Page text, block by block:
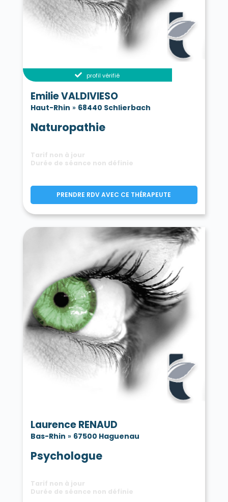
profil vérifié
Emilie VALDIVIESO
Haut-Rhin » 68440 Schlierbach
Naturopathie
Tarif non à jour
Durée de séance non définie
PRENDRE RDV AVEC CE THÉRAPEUTE
Laurence RENAUD
Bas-Rhin » 67500 Haguenau
Psychologue
Tarif non à jour
Durée de séance non définie